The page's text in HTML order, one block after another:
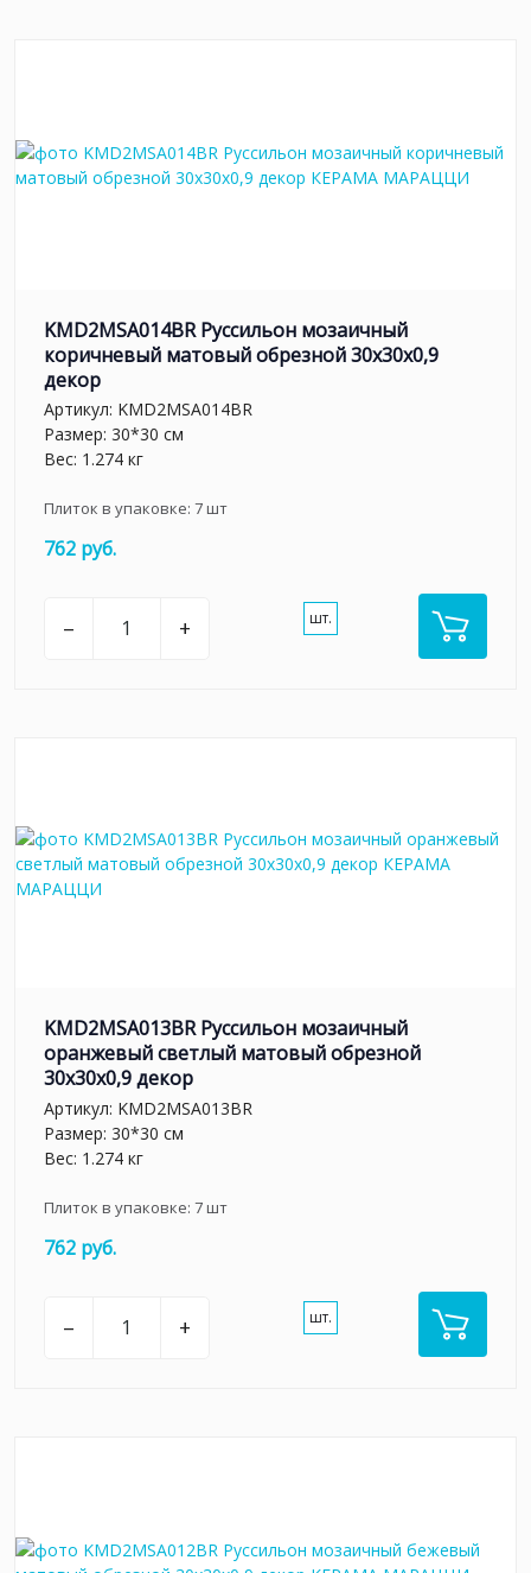
KMD2MSA014BR Руссильон мозаичный
коричневый матовый обрезной 30x30x0,9
декор
Артикул: KMD2MSA014BR
Размер: 30*30 см
Вес: 1.274 кг
Плиток в упаковке: 7шт
762 руб.
– + шт.
KMD2MSA013BR Руссильон мозаичный
оранжевый светлый матовый обрезной
30x30x0,9 декор
Артикул: KMD2MSA013BR
Размер: 30*30 см
Вес: 1.274 кг
Плиток в упаковке: 7шт
762 руб.
– + шт.